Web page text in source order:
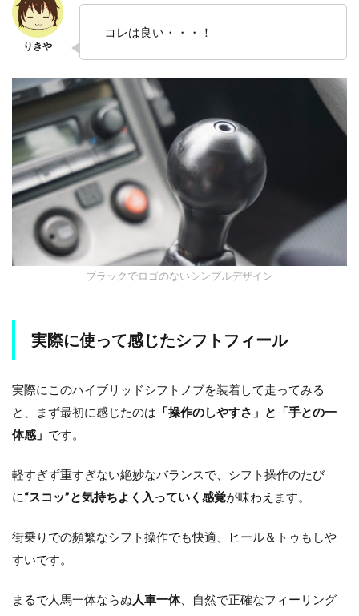
コレは良い・・・！
ブラックでロゴのないシンプルデザイン
実際に使って感じたシフトフィール
実際にこのハイブリッドシフトノブを装着して走ってみる
と、まず最初に感じたのは 「操作のしやすさ」と「手との一
体感」 です。
軽すぎず重すぎない絶妙なバランスで、シフト操作のたび
に“スコッ”と気持ちよく入っていく感覚が味わえます。
街乗りでの頻繁なシフト操作でも快適、ヒール＆トゥもしや
すいです。
まるで人馬一体ならぬ 人車一体、自然で正確なフィーリング